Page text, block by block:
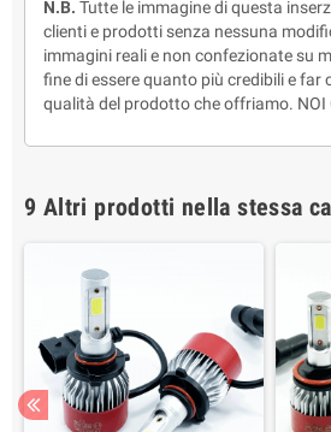
N.B. Tutte le immagine di questa
clienti e prodotti senza nessuna
immagini reali e non confezionate su
fine di essere quanto più credibili e far
qualità del prodotto che offriamo. NOI
9 Altri prodotti nella stessa